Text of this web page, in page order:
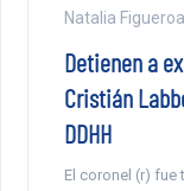
Natalia Figueroa
Detienen a
Cristián
DDHH
El coronel (r) fue